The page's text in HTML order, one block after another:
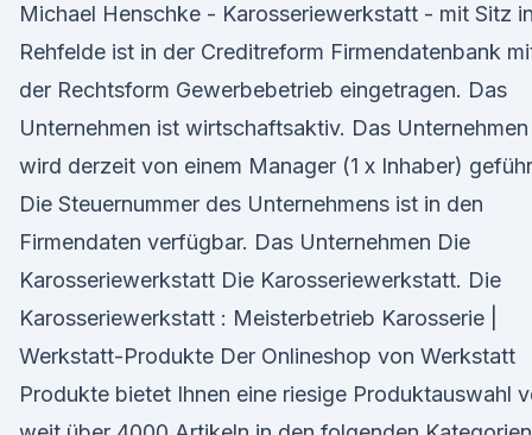
Michael Henschke - Karosseriewerkstatt - mit Sitz in
Rehfelde ist in der Creditreform Firmendatenbank
der Rechtsform Gewerbebetrieb eingetragen. Das
Unternehmen ist wirtschaftsaktiv. Das Unternehmen
wird derzeit von einem Manager (1 x Inhaber)
Die Steuernummer des Unternehmens ist in den
Firmendaten verfügbar. Das Unternehmen Die
Karosseriewerkstatt Die Karosseriewerkstatt. Die
Karosseriewerkstatt : Meisterbetrieb Karosserie |
Werkstatt-Produkte Der Onlineshop von Werkstatt
Produkte bietet Ihnen eine riesige Produktauswahl